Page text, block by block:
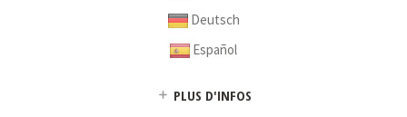
Deutsch
Español
PLUS D'INFOS